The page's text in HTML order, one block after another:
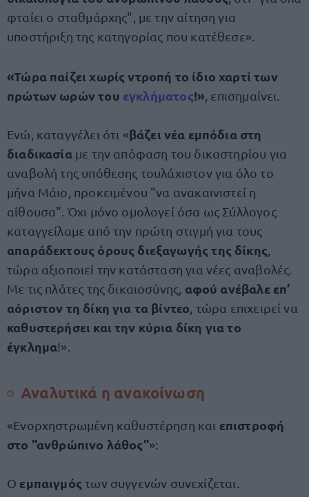
φταίει ο σταθμάρχης", με την αίτηση για
υποστήριξη της κατηγορίας που κατέθεσε».
«Τώρα παίζει χωρίς ντροπή το ίδιο χαρτί των
πρώτων ωρών του εγκλήματος!» , επισημαίνει.
Ενώ, καταγγέλει ότι «βάζει νέα εμπόδια στη
διαδικασία με την απόφαση του δικαστηρίου για
αναβολή της υπόθεσης τουλάχιστον για όλο το
μήνα Μάιο, προκειμένου "να ανακαινιστεί η
αίθουσα". Όχι μόνο ομολογεί όσα ως Σύλλογος
καταγγείλαμε από την πρώτη στιγμή για τους
απαράδεκτους όρους διεξαγωγής της δίκης
τώρα αξιοποιεί την κατάσταση για νέες αναβολές.
Με τις πλάτες της δικαιοσύνης, αφού ανέβαλε επ’
αόριστον τη δίκη για τα βίντεο , τώρα επιχειρεί να
καθυστερήσει και την κύρια δίκη για το
έγκλημα!».
Αναλυτικά η ανακοίνωση
«Ενορχηστρωμένη καθυστέρηση και επιστροφή
στο "ανθρώπινο λάθος"»:
Ο εμπαιγμόςτων συγγενών συνεχίζεται.